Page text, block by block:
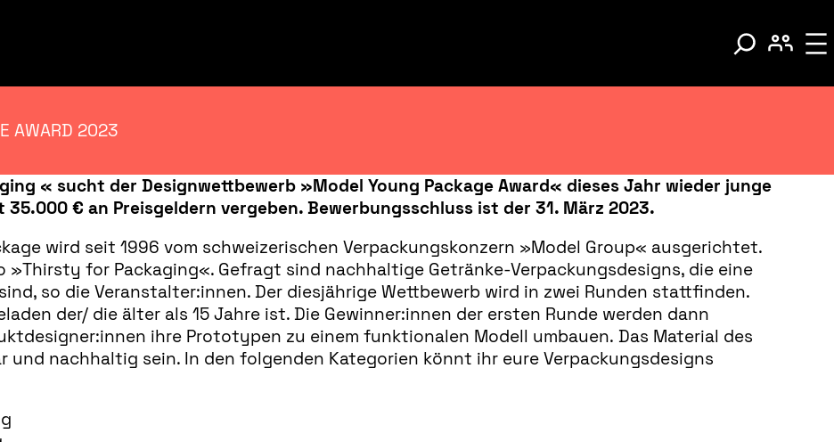
AWARD 2023
« sucht der Designwettbewerb »Model Young Package Award« dieses Jahr wieder junge
35.000 € an Preisgeldern vergeben. Bewerbungsschluss ist der 31. März 2023.
wird seit 1996 vom schweizerischen Verpackungskonzern »Model Group« ausgerichtet.
for Packaging«. Gefragt sind nachhaltige Getränke-Verpackungsdesigns, die eine
so die Veranstalter:innen. Der diesjährige Wettbewerb wird in zwei Runden stattfinden.
der/ die älter als 15 Jahre ist. Die Gewinner:innen der ersten Runde werden dann
ihre Prototypen zu einem funktionalen Modell umbauen. Das Material des
und nachhaltig sein. In den folgenden Kategorien könnt ihr eure Verpackungsdesigns